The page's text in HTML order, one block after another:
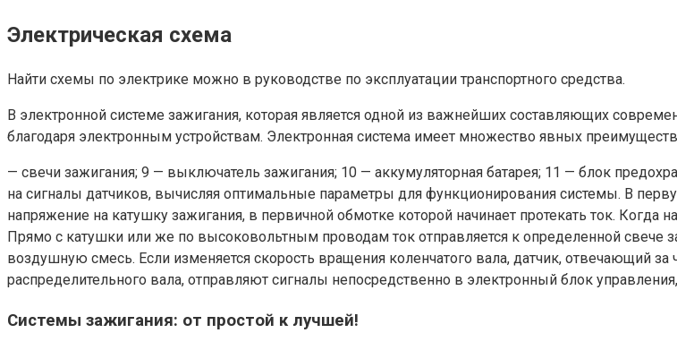
Электрическая схема
Найти схемы по электрике можно в руководстве по эксплуатации транспортного средства.
В электронной системе зажигания, которая является одной из важнейших составляющих
благодаря электронным устройствам. Электронная система имеет множество явных
— свечи зажигания; 9 — выключатель зажигания; 10 — аккумуляторная батарея; 11 — блок
на сигналы датчиков, вычисляя оптимальные параметры для функционирования системы. В
напряжение на катушку зажигания, в первичной обмотке которой начинает протекать ток.
Прямо с катушки или же по высоковольтным проводам ток отправляется к определенной свече
воздушную смесь. Если изменяется скорость вращения коленчатого вала, датчик, отвечающий
распределительного вала, отправляют сигналы непосредственно в электронный блок
Системы зажигания: от простой к лучшей!